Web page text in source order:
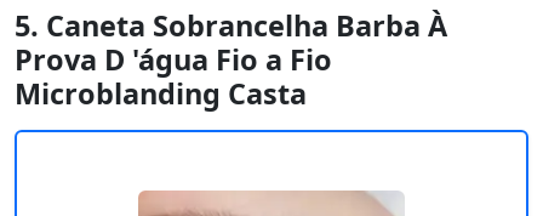
5. Caneta Sobrancelha Barba À
Prova D 'água Fio a Fio
Microblanding Casta